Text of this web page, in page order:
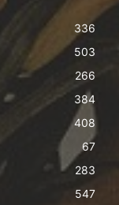
336
503
266
384
408
67
283
547